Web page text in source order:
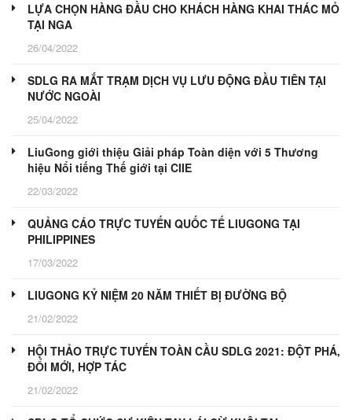
LỰA CHỌN HÀNG ĐẦU CHO KHÁCH HÀNG KHAI THÁC MỎ
TẠI NGA
26/04/2022
SDLG RA MẮT TRẠM DỊCH VỤ LƯU ĐỘNG ĐẦU TIÊN TẠI
NƯỚC NGOÀI
25/04/2022
LiuGong giới thiệu Giải pháp Toàn diện với 5 Thương
hiệu Nổi tiếng Thế giới tại CIIE
22/03/2022
QUẢNG CÁO TRỰC TUYẾN QUỐC TẾ LIUGONG TẠI
PHILIPPINES
17/03/2022
LIUGONG KỶ NIỆM 20 NĂM THIẾT BỊ ĐƯỜNG BỘ
21/02/2022
HỘI THẢO TRỰC TUYẾN TOÀN CẦU SDLG 2021: ĐỘT PHÁ,
ĐỔI MỚI, HỢP TÁC
21/02/2022